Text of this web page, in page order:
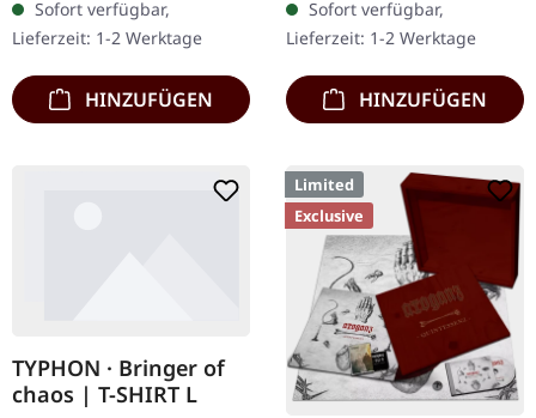
Agrypnie-Alben
"Grenzgænger" und…
Sofort verfügbar,
Lieferzeit: 1-2 Werktage
HINZUFÜGEN
Box mit graviertem Logo,
Titel und…
Sofort verfügbar,
Lieferzeit: 1-2 Werktage
HINZUFÜGEN
TYPHON · Bringer of
chaos | T-SHIRT L
Limited
Exclusive